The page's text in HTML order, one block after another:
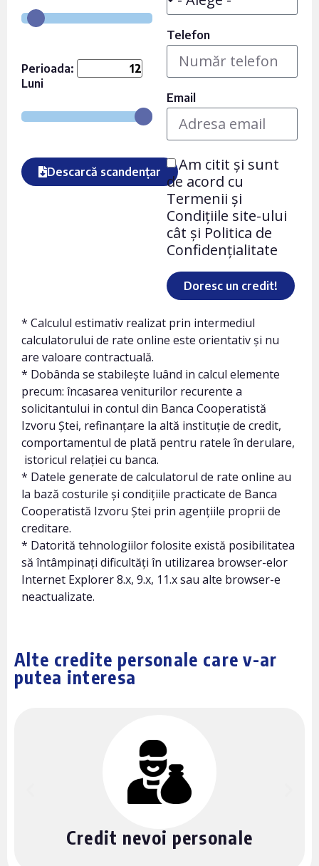
Perioada:
Luni
Descarcă scandențar
Telefon
Email
Am citit și sunt
de acord cu
Termenii și
Condițiile site-ului
cât și Politica de
Confidențialitate
Doresc un credit!
* Calculul estimativ realizat prin intermediul
calculatorului de rate online este orientativ și nu
are valoare contractuală.
* Dobânda se stabilește luând in calcul elemente
precum: încasarea veniturilor recurente a
solicitantului in contul din Banca Cooperatistă
Izvoru Ștei, refinanțare la altă instituție de credit,
comportamentul de plată pentru ratele în derulare,
istoricul relației cu banca.
* Datele generate de calculatorul de rate online au
la bază costurile și condițiile practicate de Banca
Cooperatistă Izvoru Ștei prin agențiile proprii de
creditare.
* Datorită tehnologiilor folosite există posibilitatea
să întâmpinați dificultăți în utilizarea browser-elor
Internet Explorer 8.x, 9.x, 11.x sau alte browser-e
neactualizate.
Alte credite personale care v-ar
putea interesa
Credit nevoi personale